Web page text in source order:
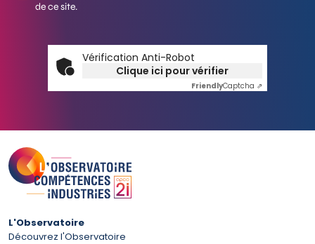
de ce site.
Vérification Anti-Robot
Clique ici pour vérifier
FriendlyCaptcha ⇗
L'Observatoire
Découvrez l'Observatoire